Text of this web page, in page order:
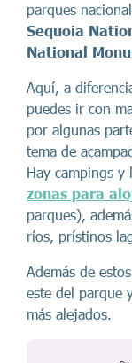
parques
Sequoia
National
Aquí, a
puedes ir con
por algunas
tema de
Hay campings
zonas para
parques),
ríos, prístinos
Además de
este del parque
más alejados.